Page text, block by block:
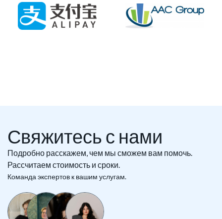
Свяжитесь с нами
Подробно расскажем, чем мы сможем вам помочь.
Рассчитаем стоимость и сроки.
Команда экспертов к вашим услугам.